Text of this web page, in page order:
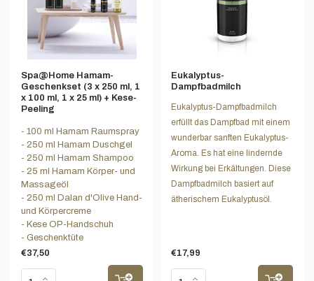
Spa@Home Hamam-
Geschenkset (3 x 250 ml, 1
x 100 ml, 1 x 25 ml) + Kese-
Peeling
- 100 ml Hamam Raumspray
- 250 ml Hamam Duschgel
- 250 ml Hamam Shampoo
- 25 ml Hamam Körper- und
Massageöl
- 250 ml Dalan d'Olive Hand-
und Körpercreme
- Kese OP-Handschuh
- Geschenktüte
€37,50
Eukalyptus-
Dampfbadmilch
Eukalyptus-Dampfbadmilch
erfüllt das Dampfbad mit einem
wunderbar sanften Eukalyptus-
Aroma. Es hat eine lindernde
Wirkung bei Erkältungen. Diese
Dampfbadmilch basiert auf
ätherischem Eukalyptusöl.
€17,99